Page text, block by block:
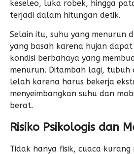
keseleo, luka robek, hingga
terjadi dalam hitungan detik.
Selain itu, suhu yang menurun
yang basah karena hujan
kondisi berbahaya yang
menurun. Ditambah lagi, tubuh
lelah karena harus bekerja
menyeimbangkan suhu dan
berat.
Risiko Psikologis dan
Tidak hanya fisik, cuaca kurang